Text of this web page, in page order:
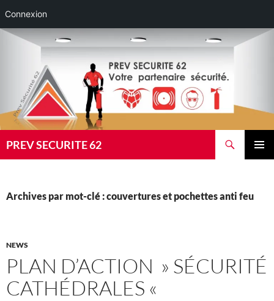
Connexion
Aller
PREV SECURITE 62
Archives par mot-clé : couvertures et pochettes anti feu
NEWS
PLAN D’ACTION » SÉCURITÉ
CATHÉDRALES «